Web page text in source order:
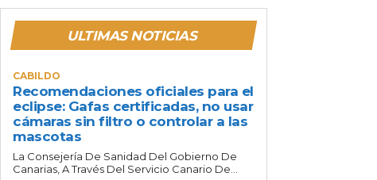
ULTIMAS NOTICIAS
CABILDO
Recomendaciones oficiales para el
eclipse: Gafas certificadas, no usar
cámaras sin filtro o controlar a las
mascotas
La Consejería De Sanidad Del Gobierno De
Canarias, A Través Del Servicio Canario De...